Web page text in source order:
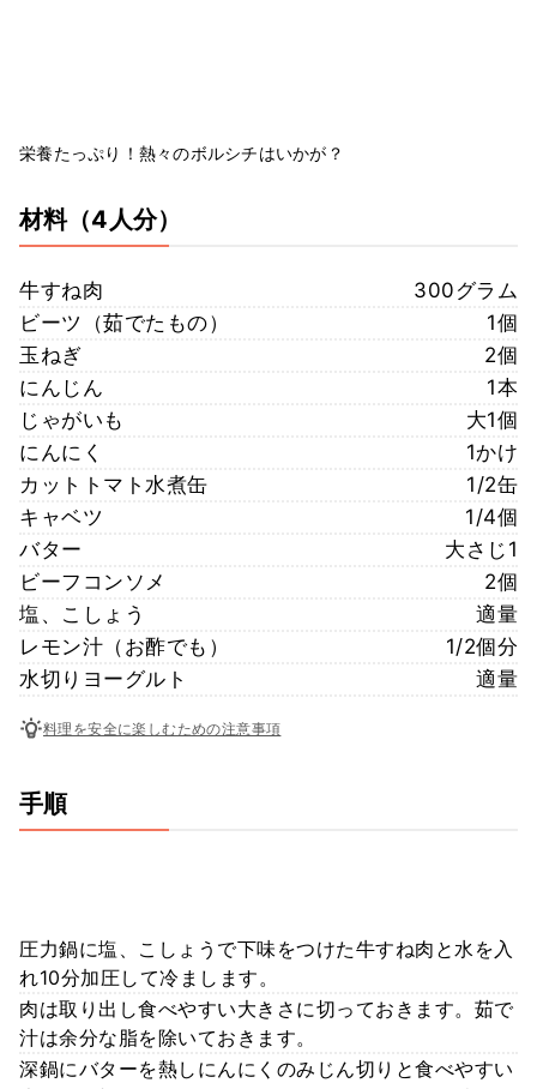
栄養たっぷり！熱々のボルシチはいかが？
材料（4人分）
牛すね肉
300グラム
ビーツ（茹でたもの）
1個
玉ねぎ
2個
にんじん
1本
じゃがいも
大1個
にんにく
1かけ
カットトマト水煮缶
1/2缶
キャベツ
1/4個
バター
大さじ1
ビーフコンソメ
2個
塩、こしょう
適量
レモン汁（お酢でも）
1/2個分
水切りヨーグルト
適量
料理を安全に楽しむための注意事項
手順
圧力鍋に塩、こしょうで下味をつけた牛すね肉と水を入
れ10分加圧して冷まします。
肉は取り出し食べやすい大きさに切っておきます。茹で
汁は余分な脂を除いておきます。
深鍋にバターを熱しにんにくのみじん切りと食べやすい